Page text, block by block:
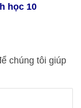
học 10
chúng tôi giúp